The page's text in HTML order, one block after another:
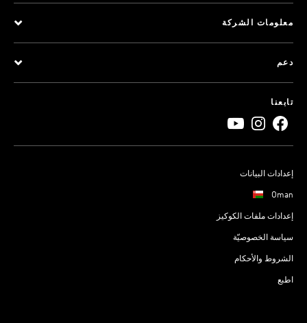
معلومات الشركة
دعم
تابعنا
إعدادات البيانات
Oman
إعدادات ملفات الكوكيز
سياسة الخصوصيّة
الشروط والأحكام
اطبع